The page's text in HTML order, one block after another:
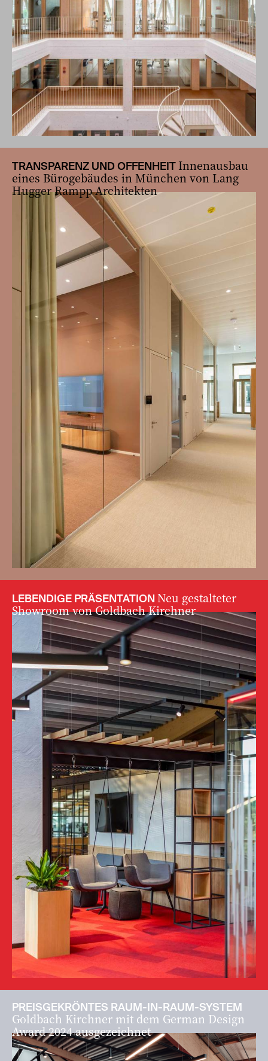
TRANSPARENZ UND OFFENHEIT Innenausbau
eines Bürogebäudes in München von Lang
Hugger Rampp Architekten
LEBENDIGE PRÄSENTATION Neu gestalteter
Showroom von Goldbach Kirchner
PREISGEKRÖNTES RAUM-IN-RAUM-SYSTEM
Goldbach Kirchner mit dem German Design
Award 2024 ausgezeichnet